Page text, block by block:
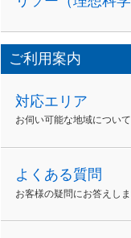
ご利用案内
対応エリア
お伺い可能な地域について
よくある質問
お客様の疑問にお答えし